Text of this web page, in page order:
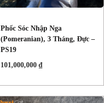
Phốc Sóc Nhập Nga
(Pomeranian), 3 Tháng, Đực –
PS19
101,000,000 ₫